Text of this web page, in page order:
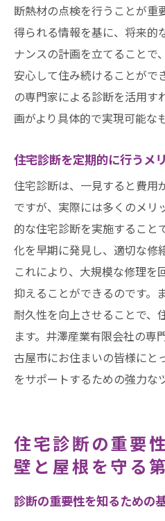
断熱材の点検を行うことが重
得られる情報を基に、将来的
ナンスの計画を立てることで
安心して住み続けることがで
の専門家による診断を活用す
画がより具体的で実現可能な
住宅診断を定期的に行うメ
住宅診断は、一見すると費用
ですが、実際には多くのメリ
的な住宅診断を実施すること
化を早期に発見し、適切な修
これにより、大規模な修理を
抑えることができるのです。
耐久性を向上させることで、
ます。井澤産業有限会社の専
古屋市にお住まいの皆様にと
をサポートするための強力な
住宅診断の重要
壁と屋根を守る
診断の重要性を知るための